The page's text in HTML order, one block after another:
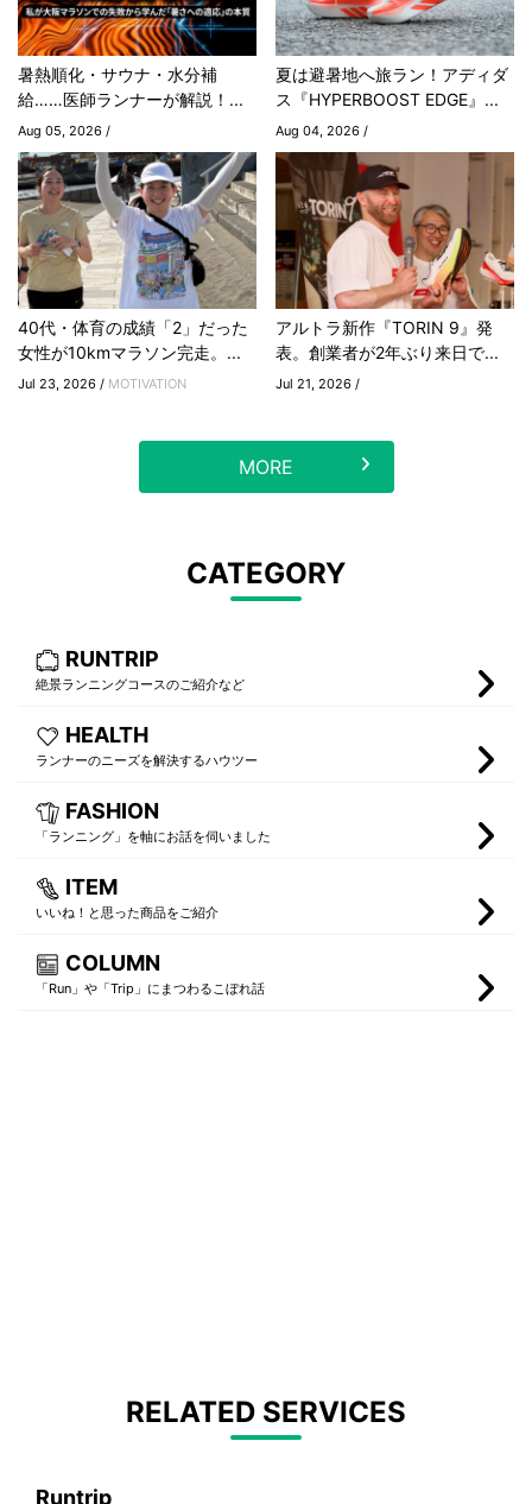
暑熱順化・サウナ・水分補
給……医師ランナーが解説！...
Aug 05, 2026 /
夏は避暑地へ旅ラン！アディダ
ス『HYPERBOOST EDGE』...
Aug 04, 2026 /
40代・体育の成績「2」だった
女性が10kmマラソン完走。...
Jul 23, 2026 / MOTIVATION
アルトラ新作『TORIN 9』発
表。創業者が2年ぶり来日で...
Jul 21, 2026 /
MORE
CATEGORY
RUNTRIP
絶景ランニングコースのご紹介など
HEALTH
ランナーのニーズを解決するハウツー
FASHION
「ランニング」を軸にお話を伺いました
ITEM
いいね！と思った商品をご紹介
COLUMN
「Run」や「Trip」にまつわるこぼれ話
RELATED SERVICES
Runtrip